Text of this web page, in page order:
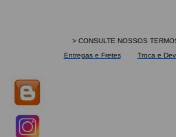
> CONSULTE NOSSOS
Entregas e Fretes
Troca e